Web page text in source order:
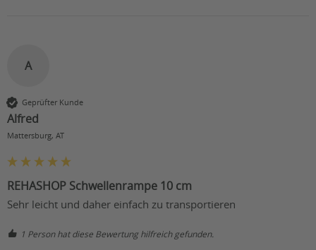
A
Geprüfter Kunde
Alfred
Mattersburg, AT
REHASHOP Schwellenrampe 10 cm
Sehr leicht und daher einfach zu transportieren
1 Person hat diese Bewertung hilfreich gefunden.